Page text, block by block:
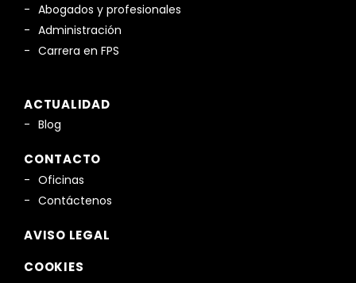
Abogados y profesionales
Administración
Carrera en FPS
ACTUALIDAD
Blog
CONTACTO
Oficinas
Contáctenos
AVISO LEGAL
COOKIES